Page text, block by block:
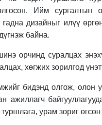
Ийм сургалтын
гадна дизайныг илүү
байна.
орчинд суралцах
хөгжих зорилгод
бидэнд олгож, олон
ажиллагч
туршлага, урам зориг